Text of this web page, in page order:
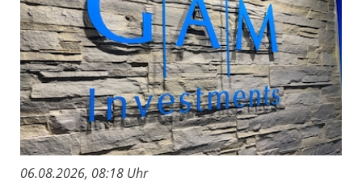
06.08.2026, 08:18 Uhr